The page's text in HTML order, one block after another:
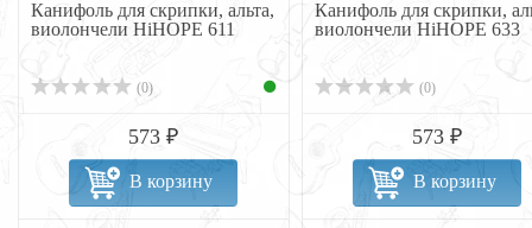
Канифоль для скрипки, альта,
виолончели HiHOPE 611
(0)
573 ₽
В корзину
Канифоль для скрипки,
виолончели HiHOPE 633
(0)
573 ₽
В корзину